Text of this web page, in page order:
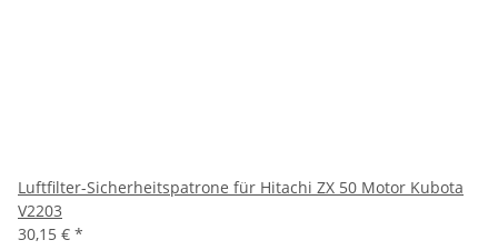
Luftfilter-Sicherheitspatrone für Hitachi ZX 50 Motor Kubota
V2203
30,15 € *